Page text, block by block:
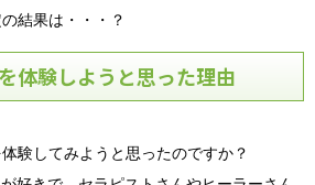
結果は・・・？
体験しようと思った理由
験してみようと思ったのですか？